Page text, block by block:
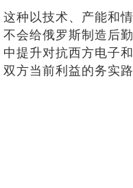
这种以技术、产能和
不会给俄罗斯制造后
中提升对抗西方电子
双方当前利益的务实路